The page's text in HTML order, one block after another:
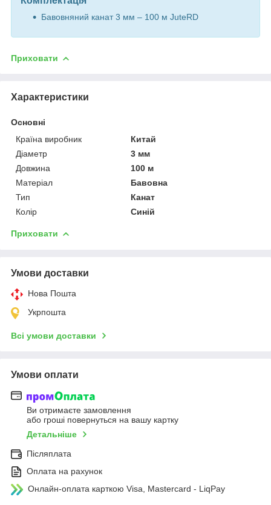
Бавовняний канат 3 мм – 100 м JuteRD
Приховати
Характеристики
Основні
Країна виробник
Китай
Діаметр
3 мм
Довжина
100 м
Матеріал
Бавовна
Тип
Канат
Колір
Синій
Приховати
Умови доставки
Нова Пошта
Укрпошта
Всі умови доставки
Умови оплати
Ви отримаєте замовлення
або гроші повернуться на вашу картку
Детальніше
Післяплата
Оплата на рахунок
Онлайн-оплата карткою Visa, Mastercard - LiqPay